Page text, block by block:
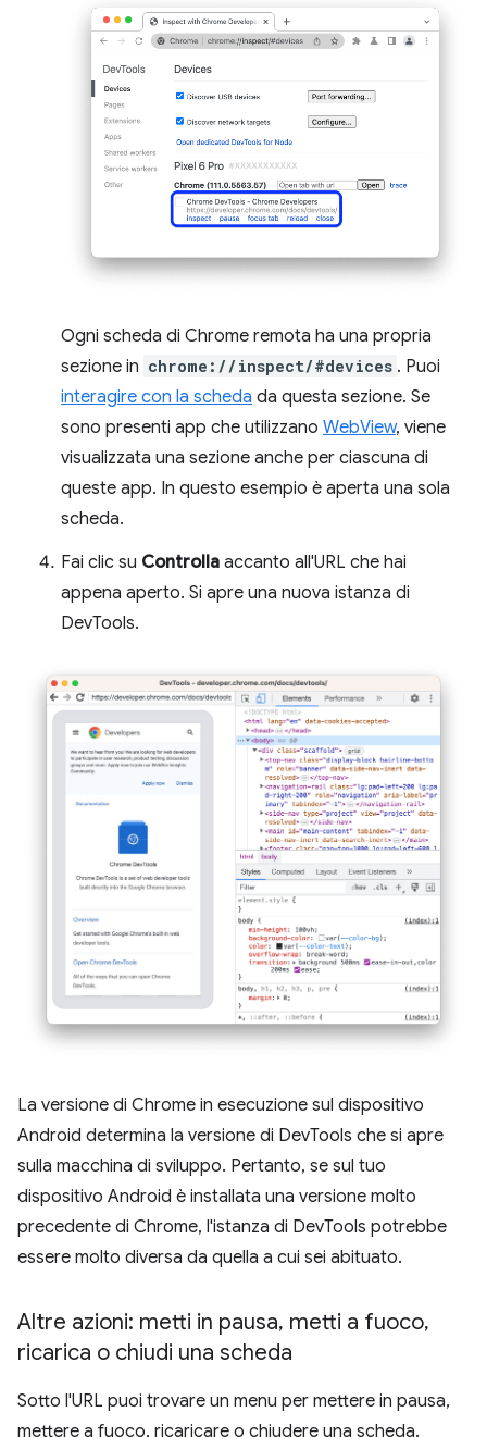
Ogni scheda di Chrome remota ha una propria
sezione in chrome://inspect/#devices . Puoi
interagire con la scheda da questa sezione. Se
sono presenti app che utilizzano WebView, viene
visualizzata una sezione anche per ciascuna di
queste app. In questo esempio è aperta una sola
scheda.
Fai clic su Controlla accanto all'URL che hai
appena aperto. Si apre una nuova istanza di
DevTools.
La versione di Chrome in esecuzione sul dispositivo
Android determina la versione di DevTools che si apre
sulla macchina di sviluppo. Pertanto, se sul tuo
dispositivo Android è installata una versione molto
precedente di Chrome, l'istanza di DevTools potrebbe
essere molto diversa da quella a cui sei abituato.
Altre azioni: metti in pausa, metti a fuoco,
ricarica o chiudi una scheda
Sotto l'URL puoi trovare un menu per mettere in pausa,
mettere a fuoco, ricaricare o chiudere una scheda.